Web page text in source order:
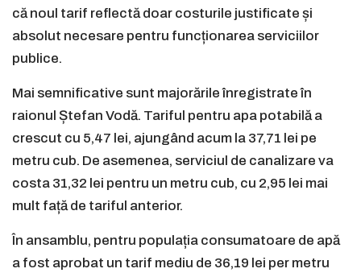
că noul tarif reflectă doar costurile justificate și
absolut necesare pentru funcționarea serviciilor
publice.
Mai semnificative sunt majorările înregistrate în
raionul Ștefan Vodă. Tariful pentru apa potabilă a
crescut cu 5,47 lei, ajungând acum la 37,71 lei pe
metru cub. De asemenea, serviciul de canalizare va
costa 31,32 lei pentru un metru cub, cu 2,95 lei mai
mult față de tariful anterior.
În ansamblu, pentru populația consumatoare de apă
a fost aprobat un tarif mediu de 36,19 lei per metru